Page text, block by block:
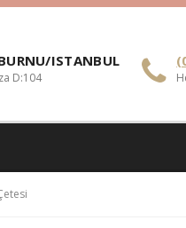
ISTANBUL
D:104